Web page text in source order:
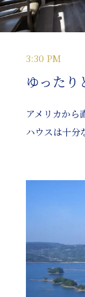
3:30 PM
ゆったり
アメリカから
ハウスは十分